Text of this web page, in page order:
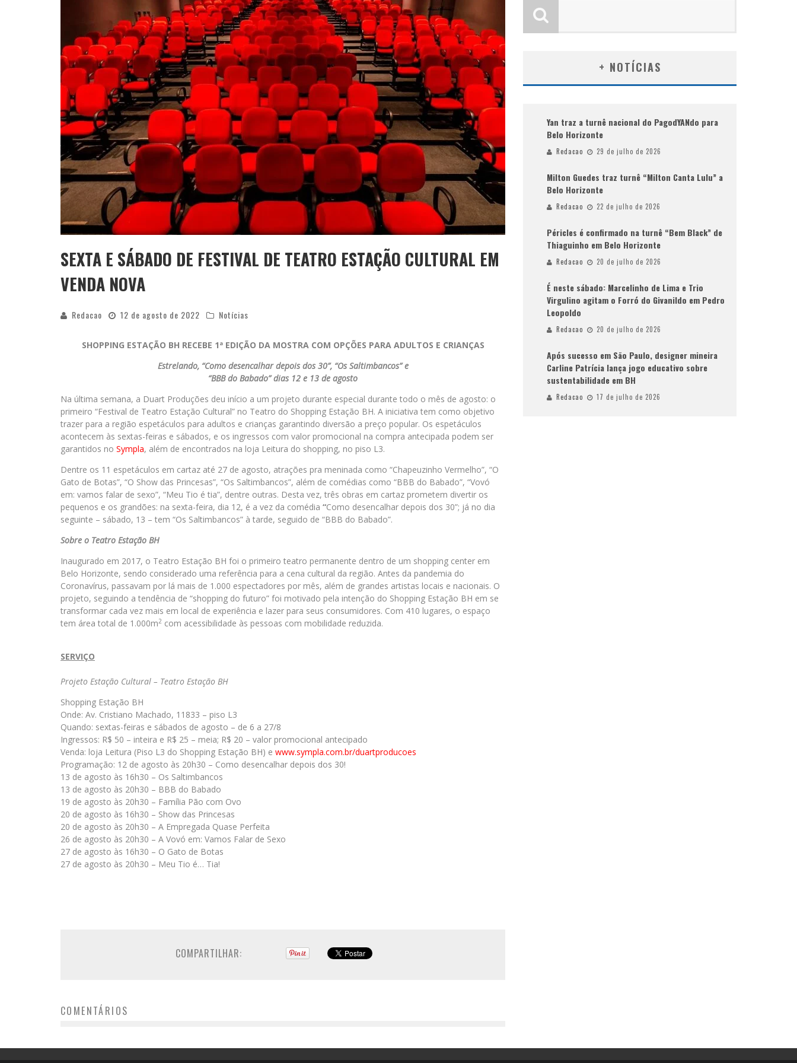
YAN TRAZ A TURNÊ NACIONAL DO PAGODYANDO PARA BELO HORIZONTE
SEXTA E SÁBADO DE FESTIVAL DE TEATRO ESTAÇÃO CULTURAL EM
VENDA NOVA
Redacao 12 de agosto de 2022 Notícias
SHOPPING ESTAÇÃO BH RECEBE 1ª EDIÇÃO DA MOSTRA COM OPÇÕES PARA ADULTOS E CRIANÇAS
Estrelando, “Como desencalhar depois dos 30”, “Os Saltimbancos” e
“BBB do Babado” dias 12 e 13 de agosto
Na última semana, a Duart Produções deu início a um projeto durante especial durante todo o mês de agosto: o
primeiro “Festival de Teatro Estação Cultural” no Teatro do Shopping Estação BH. A iniciativa tem como objetivo
trazer para a região espetáculos para adultos e crianças garantindo diversão a preço popular. Os espetáculos
acontecem às sextas-feiras e sábados, e os ingressos com valor promocional na compra antecipada podem ser
garantidos no Sympla, além de encontrados na loja Leitura do shopping, no piso L3.
Dentre os 11 espetáculos em cartaz até 27 de agosto, atrações pra meninada como “Chapeuzinho Vermelho”, “O
Gato de Botas”, “O Show das Princesas”, “Os Saltimbancos”, além de comédias como “BBB do Babado”, “Vovó
em: vamos falar de sexo”, “Meu Tio é tia”, dentre outras. Desta vez, três obras em cartaz prometem divertir os
pequenos e os grandões: na sexta-feira, dia 12, é a vez da comédia “Como desencalhar depois dos 30”; já no dia
seguinte – sábado, 13 – tem “Os Saltimbancos” à tarde, seguido de “BBB do Babado”.
Sobre o Teatro Estação BH
Inaugurado em 2017, o Teatro Estação BH foi o primeiro teatro permanente dentro de um shopping center em
Belo Horizonte, sendo considerado uma referência para a cena cultural da região. Antes da pandemia do
Coronavírus, passavam por lá mais de 1.000 espec­tadores por mês, além de grandes artistas locais e nacionais. O
projeto, seguindo a tendência de “shopping do futuro” foi motivado pela intenção do Shopping Estação BH em se
transformar cada vez mais em local de experiência e lazer para seus consumidores. Com 410 lugares, o espaço
tem área total de 1.000m2 com acessibilidade às pessoas com mobilidade reduzida.
SERVIÇO
Projeto Estação Cultural – Teatro Estação BH
Shopping Estação BH
Onde: Av. Cristiano Machado, 11833 – piso L3
Quando: sextas-feiras e sábados de agosto – de 6 a 27/8
Ingressos: R$ 50 – inteira e R$ 25 – meia; R$ 20 – valor promocional antecipado
Venda: loja Leitura (Piso L3 do Shopping Estação BH) e www.sympla.com.br/duartproducoes
Programação: 12 de agosto às 20h30 – Como desencalhar depois dos 30!
13 de agosto às 16h30 – Os Saltimbancos
13 de agosto às 20h30 – BBB do Babado
19 de agosto às 20h30 – Família Pão com Ovo
20 de agosto às 16h30 – Show das Princesas
20 de agosto às 20h30 – A Empregada Quase Perfeita
26 de agosto às 20h30 – A Vovó em: Vamos Falar de Sexo
27 de agosto às 16h30 – O Gato de Botas
27 de agosto às 20h30 – Meu Tio é… Tia!
COMPARTILHAR:
COMENTÁRIOS
+ NOTÍCIAS
Yan traz a turnê nacional do PagodYANdo para
Belo Horizonte
Redacao 29 de julho de 2026
Milton Guedes traz turnê “Milton Canta Lulu” a
Belo Horizonte
Redacao 22 de julho de 2026
Péricles é confirmado na turnê “Bem Black” de
Thiaguinho em Belo Horizonte
Redacao 20 de julho de 2026
É neste sábado: Marcelinho de Lima e Trio
Virgulino agitam o Forró do Givanildo em Pedro
Leopoldo
Redacao 20 de julho de 2026
Após sucesso em São Paulo, designer mineira
Carline Patrícia lança jogo educativo sobre
sustentabilidade em BH
Redacao 17 de julho de 2026